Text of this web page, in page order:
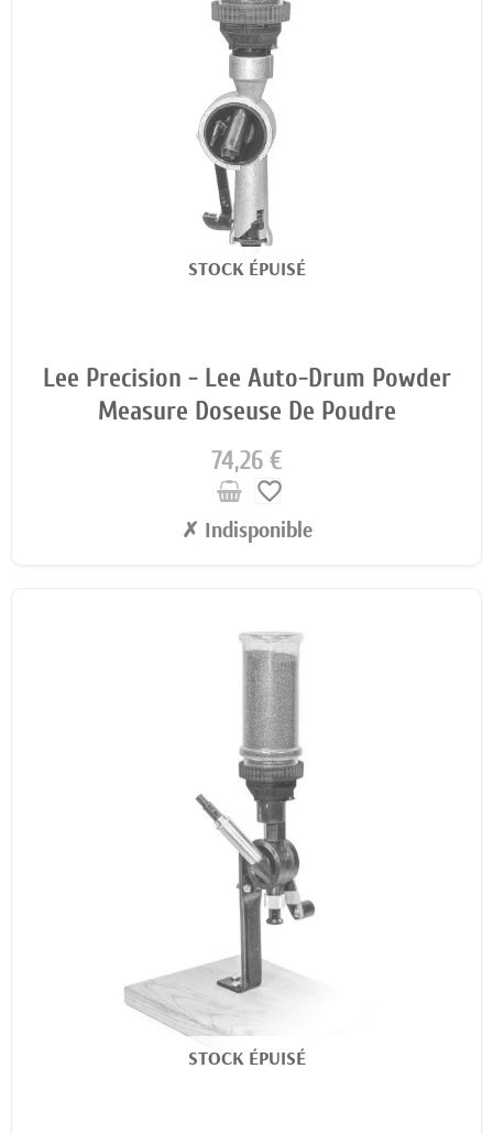
STOCK ÉPUISÉ
Lee Precision - Lee Auto-Drum Powder
Measure Doseuse De Poudre
74,26 €
favorite_border
✗ Indisponible
STOCK ÉPUISÉ